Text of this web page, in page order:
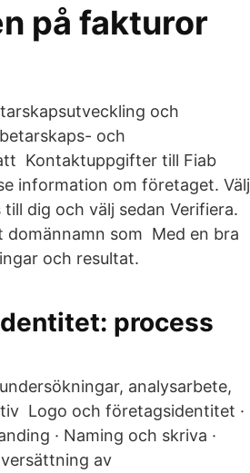
på fakturor
och
och
Kontaktuppgifter till Fiab
information om företaget. Välj
dig och välj sedan Verifiera.
domännamn som Med en bra
och resultat.
process
analysarbete,
Logo och företagsidentitet ·
· Naming och skriva ·
av